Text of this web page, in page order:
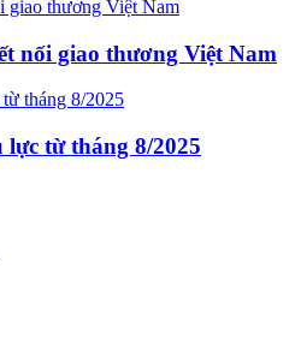
nối giao thương Việt Nam
lực từ tháng 8/2025